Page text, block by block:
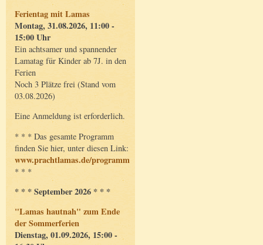
Ferientag mit Lamas
Montag, 31.08.2026, 11:00 -
15:00 Uhr
Ein achtsamer und spannender
Lamatag für Kinder ab 7J. in den
Ferien
Noch 3 Plätze frei (Stand vom
03.08.2026)
Eine Anmeldung ist erforderlich.
* * * Das gesamte Programm
finden Sie hier, unter diesen Link:
www.prachtlamas.de/programm
* * *
* * * September 2026 * * *
"Lamas hautnah" zum Ende
der Sommerferien
Dienstag, 01.09.2026, 15:00 -